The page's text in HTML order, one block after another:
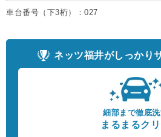
車台番号（下3桁）：027
ネッツ福井がしっかり
細部まで徹底
まるまるク